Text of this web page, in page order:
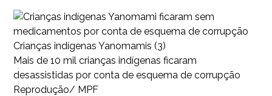
Crianças indígenas Yanomamis (3)
Mais de 10 mil crianças indígenas ficaram
desassistidas por conta de esquema de corrupção
Reprodução/ MPF